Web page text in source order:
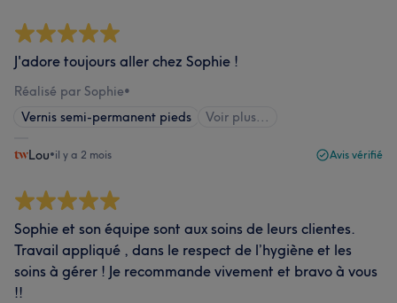
J'adore toujours aller chez Sophie !
Réalisé par Sophie•
Vernis semi-permanent pieds
Voir plus...
Lou•il y a 2 mois Avis vérifié
Sophie et son équipe sont aux soins de leurs clientes.
Travail appliqué , dans le respect de l’hygiène et les
soins à gérer ! Je recommande vivement et bravo à vous
!!